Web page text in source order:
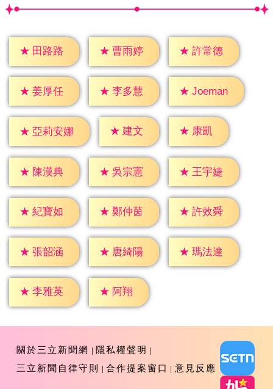
★ 田路路 ★ 曹雨婷 ★ 許常德
★ 姜厚任 ★ 李多慧 ★ Joeman
★ 亞莉安娜 ★ 建文 ★ 康凱
★ 陳漢典 ★ 吳宗憲 ★ 王宇婕
★ 紀寶如 ★ 鄭仲茵 ★ 許效舜
★ 張韶涵 ★ 唐綺陽 ★ 瑪法達
★ 李雅英 ★ 阿翔
關於三立新聞網
隱私權聲明
三立新聞自律守則
合作提案窗口 意見反應